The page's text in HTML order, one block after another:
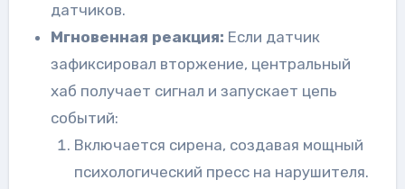
датчиков.
Мгновенная реакция: Если датчик
зафиксировал вторжение, центральный
хаб получает сигнал и запускает цепь
событий:
Включается сирена, создавая мощный
психологический пресс на нарушителя.